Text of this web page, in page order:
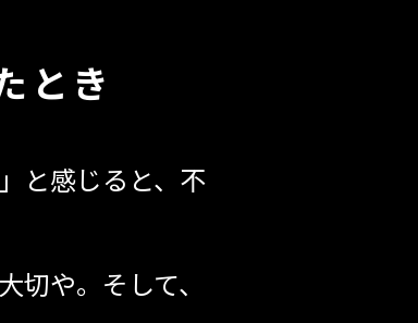
とき
と感じると、不
や。そして、